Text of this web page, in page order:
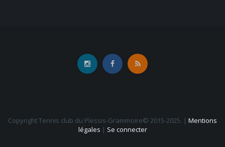
Copyright Tennis club du Plessis-Grammoire© 2015-2025. | Mentions
légales | Se connecter